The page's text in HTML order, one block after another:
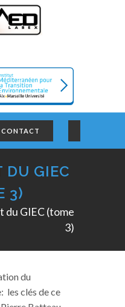
CONTACT
DU GIEC
3)
du GIEC (tome
3)
du
les clés de ce